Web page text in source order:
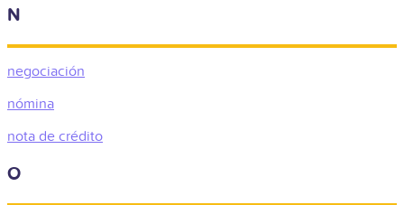
N
negociación
nómina
nota de crédito
O